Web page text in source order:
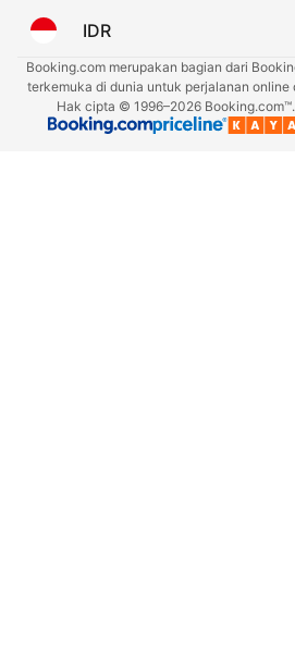
IDR
Booking.com merupakan bagian dari
terkemuka di dunia untuk perjalanan
Hak cipta © 1996–2026